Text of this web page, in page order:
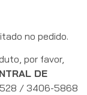
no pedido.
por favor,
DE
/ 3406-5868